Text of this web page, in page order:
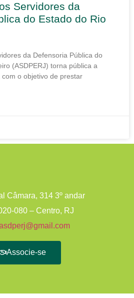
Servidores da
do Estado do Rio
da Defensoria Pública do
(ASDPERJ) torna pública a
o objetivo de prestar
Câmara, 314 3º andar
080 – Centro, RJ
Associe-se